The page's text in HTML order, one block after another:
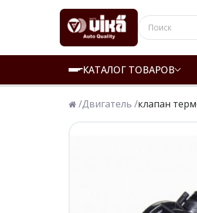
КАТАЛОГ ТОВАРОВ
/Двигатель /клапан